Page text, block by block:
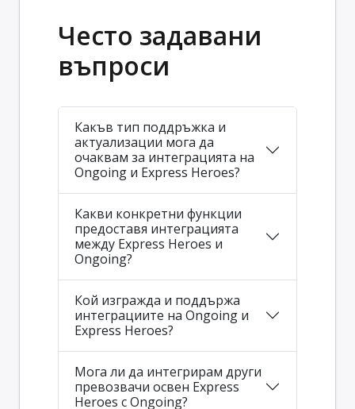
Често задавани
въпроси
Какъв тип поддръжка и
актуализации мога да
очаквам за интеграцията на
Ongoing и Express Heroes?
Какви конкретни функции
предоставя интеграцията
между Express Heroes и
Ongoing?
Кой изгражда и поддържа
интеграциите на Ongoing и
Express Heroes?
Мога ли да интегрирам други
превозвачи освен Express
Heroes с Ongoing?